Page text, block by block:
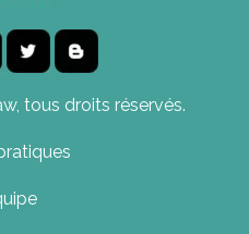
tous droits réservés.